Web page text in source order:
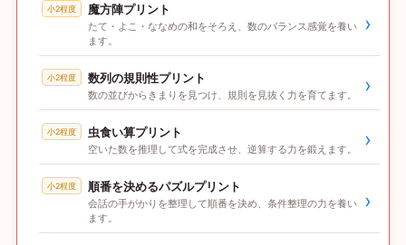
小2程度 魔方陣プリント
たて・よこ・ななめの和をそろえ、数のバランス感覚を養い
ます。
›
小2程度 数列の規則性プリント
数の並びからきまりを見つけ、規則を見抜く力を育てます。 ›
小2程度 虫食い算プリント
空いた数を推理して式を完成させ、逆算する力を鍛えます。 ›
小2程度 順番を決めるパズルプリント
会話の手がかりを整理して順番を決め、条件整理の力を養い
ます。
›